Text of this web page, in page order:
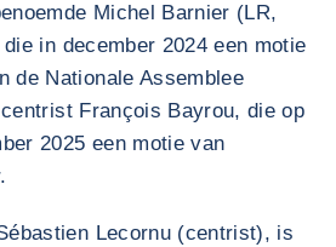
Michel Barnier (LR,
in december 2024 een motie
de Nationale Assemblee
François Bayrou, die op
2025 een motie van
Lecornu (centrist), is